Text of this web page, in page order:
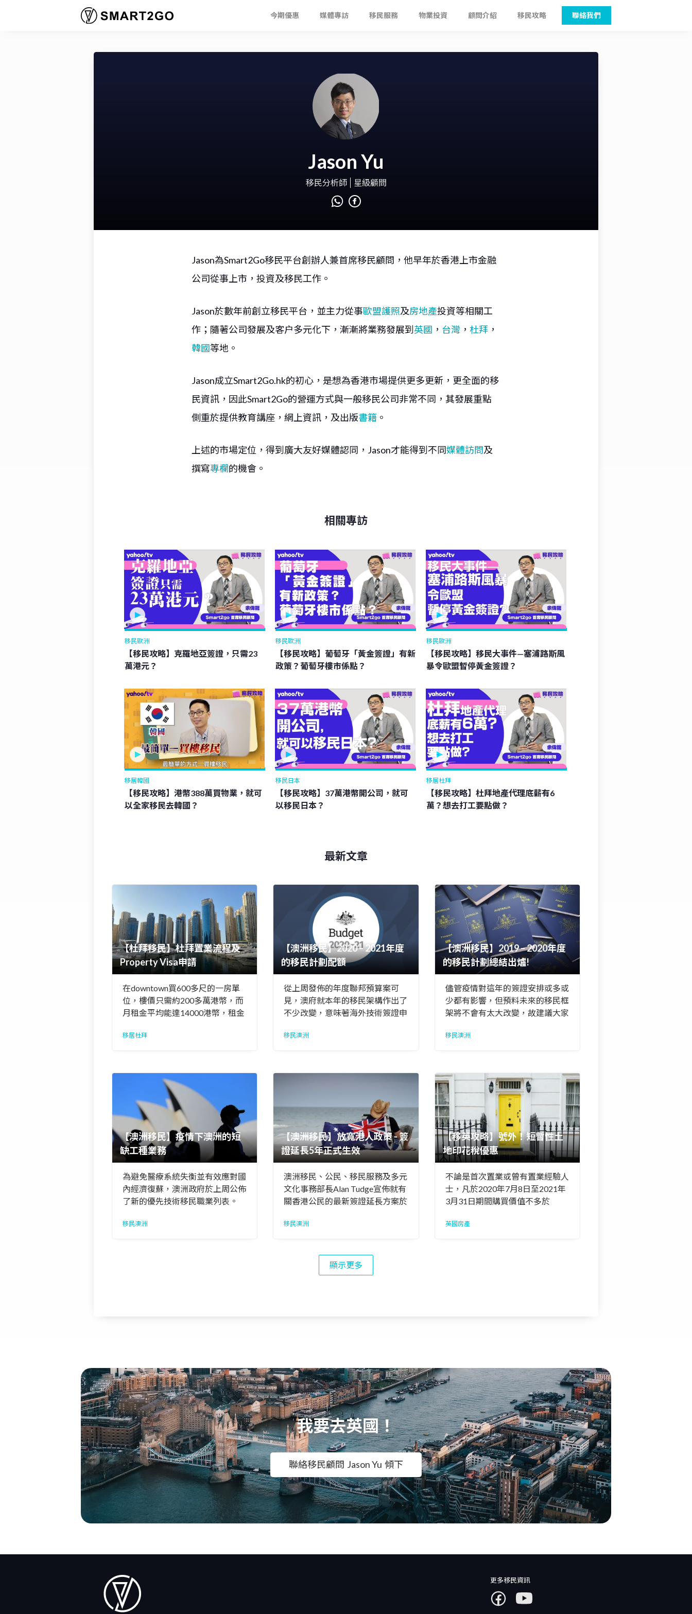
今期優惠 媒體專訪 移民服務 物業投資 顧問介紹 移民攻略 聯絡我們
Jason Yu
移民分析師 星級顧問
Jason為Smart2Go移民平台創辦人兼首席移民顧問，他早年於香港上市金融
公司從事上市，投資及移民工作。
Jason於數年前創立移民平台，並主力從事歐盟護照及房地產投資等相關工
作；隨著公司發展及客户多元化下，漸漸將業務發展到 英國 ， 台灣 ， 杜拜 ，
韓國等地。
Jason成立Smart2Go.hk的初心，是想為香港市場提供更多更新，更全面的移
民資訊，因此Smart2Go的營運方式與一般移民公司非常不同，其發展重點
側重於提供教育講座，網上資訊，及出版書籍 。
上述的市場定位，得到廣大友好媒體認同，Jason才能得到不同媒體訪問及
撰寫專欄的機會。
相關專訪
移民歐洲
【移民攻略】克羅地亞簽證，只需23
萬港元？
移民歐洲
【移民攻略】葡萄牙「黃金簽證」有新
政策？葡萄牙樓市係點？
移民歐洲
【移民攻略】移民大事件—塞浦路斯風
暴令歐盟暫停黃金簽證？
移居韓國
【移民攻略】港幣388萬買物業，就可
以全家移民去韓國？
移民日本
【移民攻略】37萬港幣開公司，就可
以移民日本？
移居杜拜
【移民攻略】杜拜地產代理底薪有6
萬？想去打工要點做？
最新文章
【杜拜移民】杜拜置業流程及
Property Visa申請
在downtown買600多尺的一房單
位，樓價只需約200多萬港幣，而
月租金平均能達14000港幣，租金
費，亦有4-5%回報，即只靠租金
移居杜拜
【澳洲移民】2020 – 2021年度
的移民計劃配額
從上周發佈的年度聯邦預算案可
見，澳府就本年的移民架構作出了
不少改變，意味著海外技術簽證申
移民澳洲
【澳洲移民】2019 – 2020年度
的移民計劃總結出爐!
儘管疫情對這年的簽證安排或多或
少都有影響，但預料未來的移民框
架將不會有太大改變，故建議大家
算來年實況。
移民澳洲
【澳洲移民】疫情下澳洲的短
缺工種業務
為避免醫療系統失衡並有效應對國
內經濟復蘇，澳洲政府於上周公佈
了新的優先技術移民職業列表。
移民澳洲
【澳洲移民】放寬港人政策 - 簽
證延長5年正式生效
澳洲移民、公民、移民服務及多元
文化事務部長Alan Tudge宣佈就有
關香港公民的最新簽證延長方案於
移民澳洲
【移英攻略】號外！短暫性土
地印花稅優惠
不論是首次置業或曾有置業經驗人
士，凡於2020年7月8日至2021年
3月31日期間購買價值不多於
宅式物業，一律可享印花稅免稅優
英國房產
顯示更多
我要去英國！
聯絡移民顧問 Jason Yu 傾下
更多移民資訊